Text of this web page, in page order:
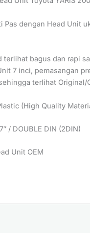
Pas dengan Head Unit
terlihat bagus dan rapi
7 inci, pemasangan
terlihat Original/
(High Quality
/ DOUBLE DIN (2DIN)
Unit OEM